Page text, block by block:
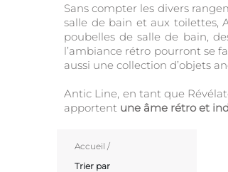
Sans compter les divers
salle de bain et aux toilettes,
poubelles de salle de bain,
l’ambiance rétro pourront se
aussi une collection d’objets
Antic Line, en tant que
apportent une âme rétro et
Accueil /
Trier par